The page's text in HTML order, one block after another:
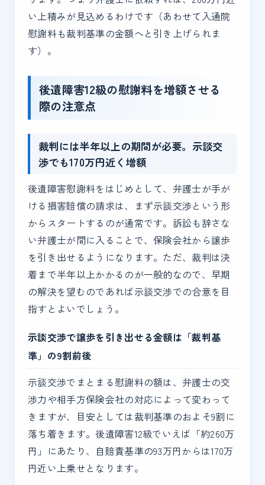
い上積みが見込めるわけです（あわせて入通院
慰謝料も裁判基準の金額へと引き上げられま
す）。
後遺障害12級の慰謝料を増額させる
際の注意点
裁判には半年以上の期間が必要。示談交
渉でも170万円近く増額
後遺障害慰謝料をはじめとして、弁護士が手が
ける損害賠償の請求は、まず示談交渉という形
からスタートするのが通常です。訴訟も辞さな
い弁護士が間に入ることで、保険会社から譲歩
を引き出せるようになります。ただ、裁判は決
着まで半年以上かかるのが一般的なので、早期
の解決を望むのであれば示談交渉での合意を目
指すとよいでしょう。
示談交渉で譲歩を引き出せる金額は「裁判基
準」の9割前後
示談交渉でまとまる慰謝料の額は、弁護士の交
渉力や相手方保険会社の対応によって変わって
きますが、目安としては裁判基準のおよそ9割に
落ち着きます。後遺障害12級でいえば「約260万
円」にあたり、自賠責基準の93万円からは170万
円近い上乗せとなります。